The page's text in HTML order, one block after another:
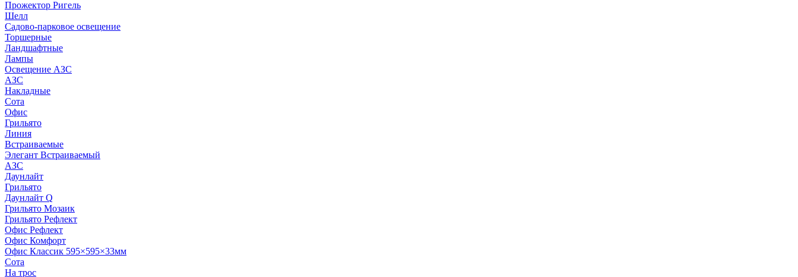
Прожектор Ригель
Шелл
Садово-парковое освещение
Торшерные
Ландшафтные
Лампы
Освещение АЗС
АЗС
Накладные
Сота
Офис
Грильято
Линия
Встраиваемые
Элегант Встраиваемый
АЗС
Даунлайт
Грильято
Даунлайт Q
Грильято Мозаик
Грильято Рефлект
Офис Рефлект
Офис Комфорт
Офис Классик 595×595×33мм
Сота
На трос